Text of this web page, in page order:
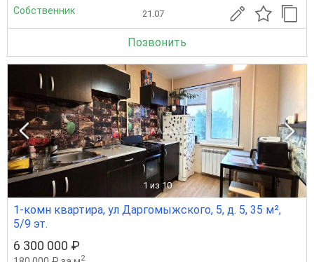
Собственник 21.07
Позвонить
1 из 10
1-комн квартира, ул Даргомыжского, 5, д. 5, 35 м²,
5/9 эт.
6 300 000 ₽
2